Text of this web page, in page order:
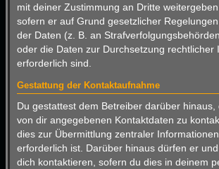
mit deiner Zustimmung an Dritte
sofern er auf Grund gesetzlicher
der Daten (z. B. an
oder die Daten zur Durchsetzung rechtlicher
erforderlich sind.
Gestattung der Kontaktaufnahme
Du gestattest dem Betreiber darüber hinaus,
von dir angegebenen Kontaktdaten zu
dies zur Übermittlung zentraler
erforderlich ist. Darüber hinaus dürfen er
dich kontaktieren, sofern du dies in deinem